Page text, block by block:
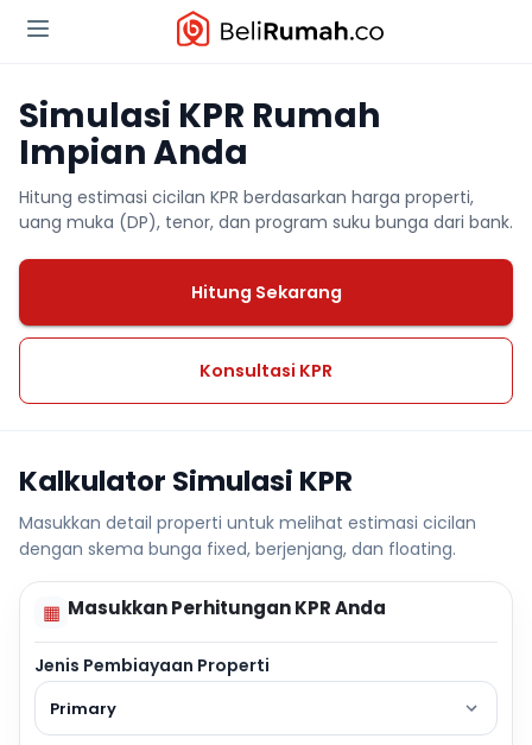
Simulasi KPR Rumah
Impian Anda
Hitung estimasi cicilan KPR berdasarkan harga properti,
uang muka (DP), tenor, dan program suku bunga dari bank.
Hitung Sekarang
Konsultasi KPR
Kalkulator Simulasi KPR
Masukkan detail properti untuk melihat estimasi cicilan
dengan skema bunga fixed, berjenjang, dan floating.
▦ Masukkan Perhitungan KPR Anda
Jenis Pembiayaan Properti
Primary